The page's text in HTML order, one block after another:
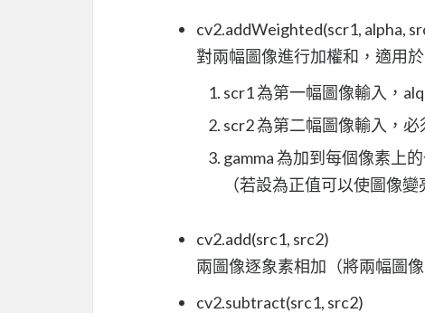
cv2.addWeighted(scr1, alpha,
對兩幅圖像進行加權和，適用
scr1 為第一幅圖像輸入，
scr2 為第二幅圖像輸入，
gamma 為加到每個像素上
（若設為正值可以使圖像
cv2.add(src1, src2)
兩圖像逐象素相加（將兩幅圖
cv2.subtract(src1, src2)